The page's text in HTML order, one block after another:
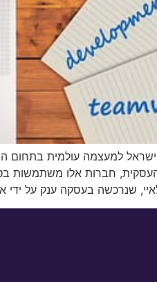
למעצמה עולמית בתחום
חברות אלו משתמשות
שנרכשה בעסקה ענק על